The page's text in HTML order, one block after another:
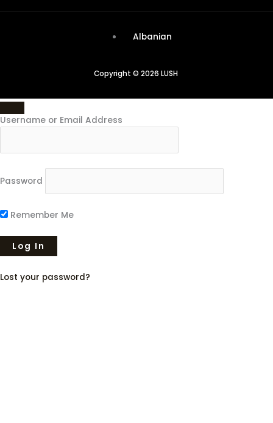
Albanian
Copyright © 2026 LUSH
Username or Email Address
Password
Remember Me
Lost your password?